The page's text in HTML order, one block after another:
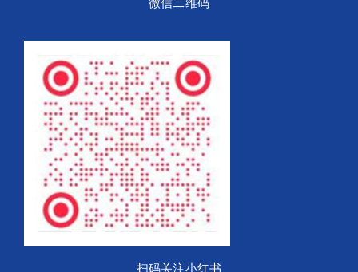
扫码关注小红书